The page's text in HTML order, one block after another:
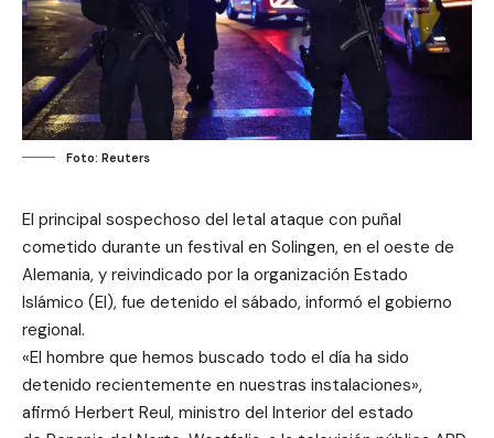
Foto: Reuters
El principal sospechoso del letal ataque con puñal
cometido durante un festival en Solingen, en el oeste de
Alemania, y reivindicado por la organización Estado
Islámico (EI), fue detenido el sábado, informó el gobierno
regional.
«El hombre que hemos buscado todo el día ha sido
detenido recientemente en nuestras instalaciones»,
afirmó Herbert Reul, ministro del Interior del estado